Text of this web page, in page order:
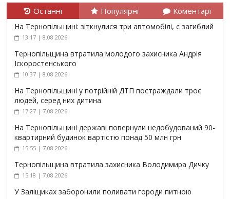
Останні Популярні Коментарі
На Тернопільщині: зіткнулися три автомобілі, є загиблий
13:17 | 8.08.2026
Тернопільщина втратила молодого захисника Андрія
Іскоростенського
10:37 | 8.08.2026
На Тернопільщині у потрійній ДТП постраждали троє
людей, серед них дитина
17:27 | 7.08.2026
На Тернопільщині державі повернули недобудований 90-
квартирний будинок вартістю понад 50 млн грн
15:55 | 7.08.2026
Тернопільщина втратила захисника Володимира Дичку
15:18 | 7.08.2026
У Заліщиках заборонили поливати городи питною